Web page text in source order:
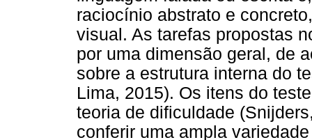
raciocínio abstrato e
visual. As tarefas propostas
por uma dimensão geral, de
sobre a estrutura interna do
Lima, 2015). Os itens do
teoria de dificuldade
conferir uma ampla